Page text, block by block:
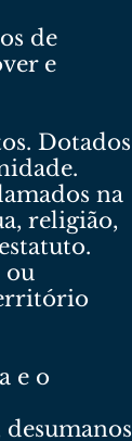
de
e
Dotados
na
religião,
ou
e o